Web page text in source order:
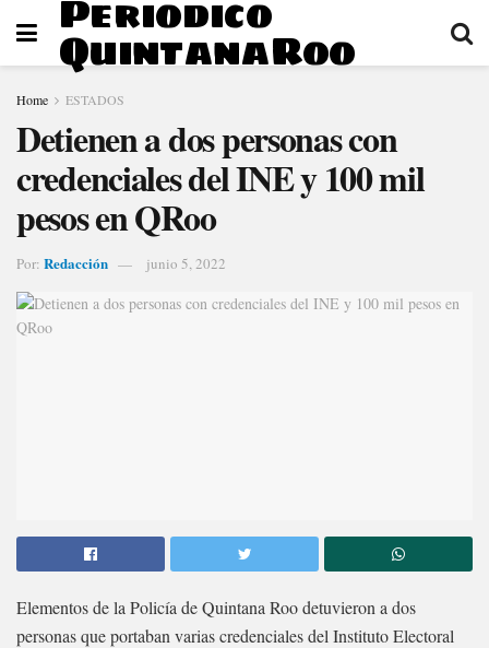
Periodico
QuintanaRoo
Home ESTADOS
Detienen a dos personas con
credenciales del INE y 100 mil
pesos en QRoo
Por: Redacción junio 5, 2022
Elementos de la Policía de Quintana Roo detuvieron a dos
personas que portaban varias credenciales del Instituto Electoral